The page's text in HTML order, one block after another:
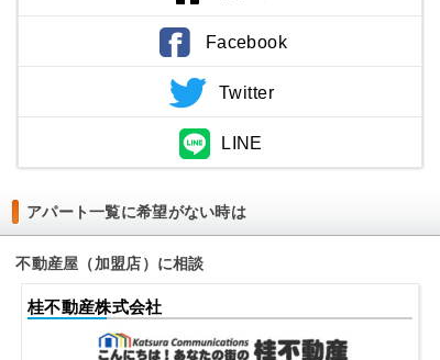
Facebook
Twitter
LINE
アパート一覧に希望がない時は
不動産屋（加盟店）に相談
桂不動産株式会社